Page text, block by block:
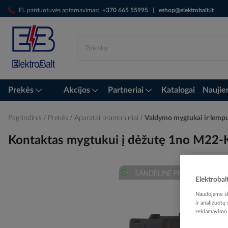
El. parduotuvės aptarnavimas: +370 665 55995 eshop@elektrobalt.lt
Skip
to
Content
Prekės Akcijos Partneriai Katalogai
Pagrindinis Prekės Aparatai pramoniniai Valdymo mygtukai ir
Kontaktas mygtukui į dėžutę 1no M22-
Naudojame
ir analizuotų
reklamavimo